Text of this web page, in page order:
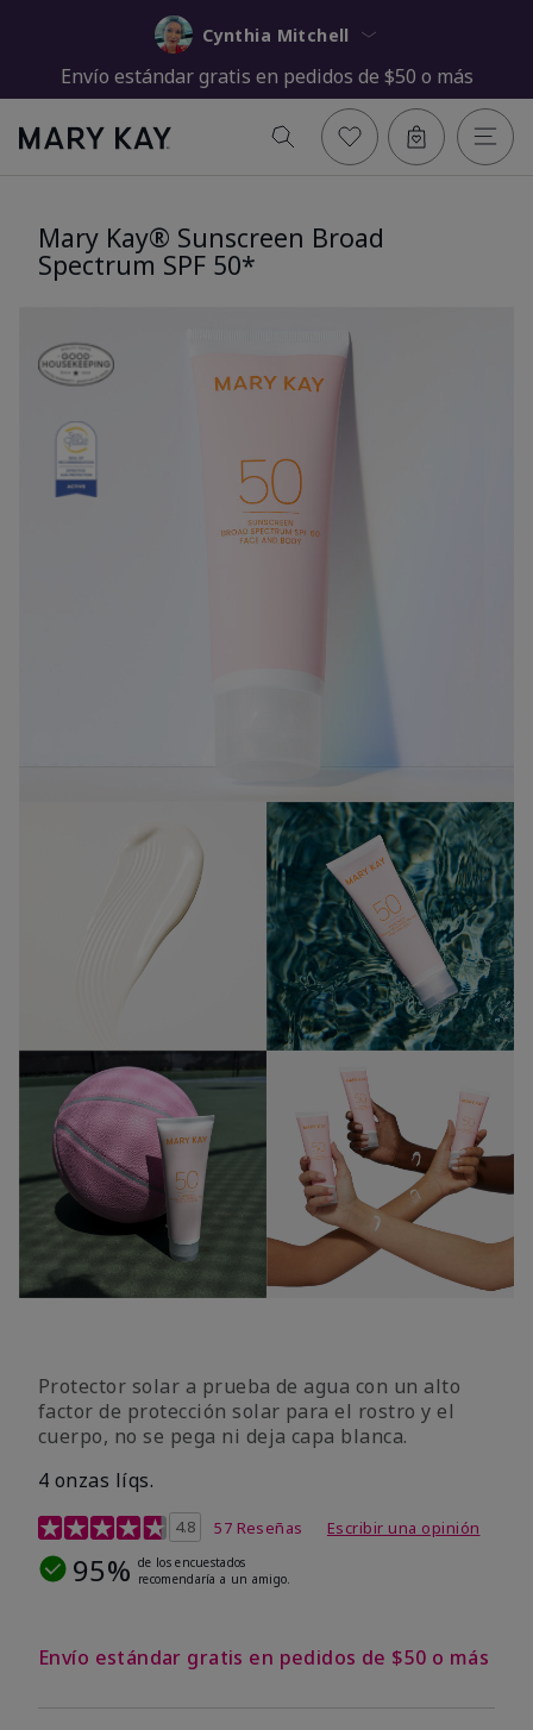
Cynthia Mitchell
Envío estándar gratis en pedidos de $50 o más
Mary Kay® Sunscreen Broad
Spectrum SPF 50*
Protector solar a prueba de agua con un alto
factor de protección solar para el rostro y el
cuerpo, no se pega ni deja capa blanca.
4 onzas líqs.
Calificación de clientes de 4,2 de 5
4.8 57 Reseñas Escribir una opinión
95% de los encuestados
recomendaría a un amigo.
Envío estándar gratis en pedidos de $50 o más